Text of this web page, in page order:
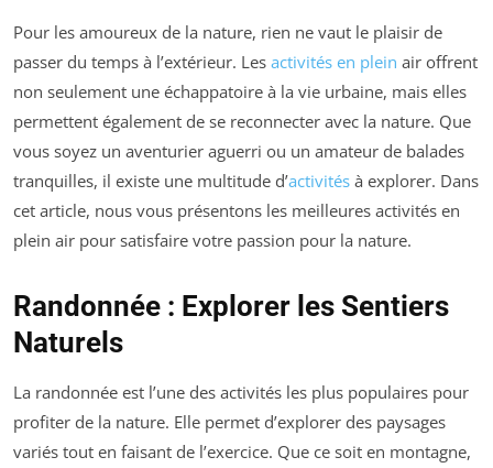
Pour les amoureux de la nature, rien ne vaut le plaisir de
passer du temps à l’extérieur. Les activités en plein air offrent
non seulement une échappatoire à la vie urbaine, mais elles
permettent également de se reconnecter avec la nature. Que
vous soyez un aventurier aguerri ou un amateur de balades
tranquilles, il existe une multitude d’activités à explorer. Dans
cet article, nous vous présentons les meilleures activités en
plein air pour satisfaire votre passion pour la nature.
Randonnée : Explorer les Sentiers
Naturels
La randonnée est l’une des activités les plus populaires pour
profiter de la nature. Elle permet d’explorer des paysages
variés tout en faisant de l’exercice. Que ce soit en montagne,